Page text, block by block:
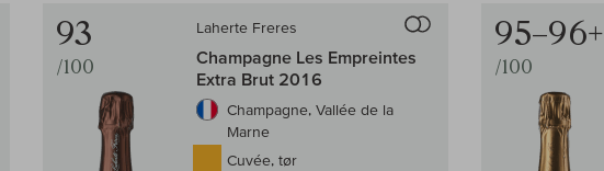
af vin
93
/100
Laherte Freres
Til sammenligningen af vin
Champagne Les Empreintes
Extra Brut 2016
Champagne, Vallée de la
Marne
Cuvée, tør
95–96+
/100